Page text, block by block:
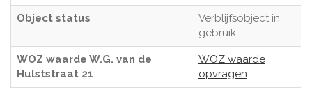
Object status
Verblijfsobject in
gebruik
WOZ waarde W.G. van de
Hulststraat 21
WOZ waarde
opvragen